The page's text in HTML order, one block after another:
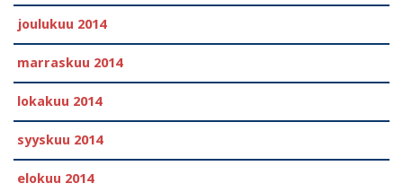
joulukuu 2014
marraskuu 2014
lokakuu 2014
syyskuu 2014
elokuu 2014